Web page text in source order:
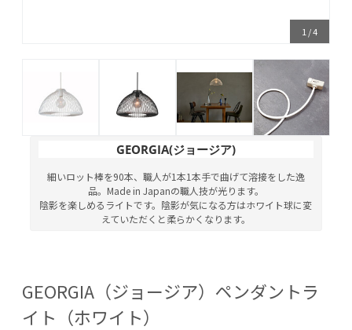
1 /4
GEORGIA(ジョージア)
細いロット棒を90本、職人が1本1本手で曲げて溶接をした逸
品。Made in Japanの職人技が光ります。
陰影を楽しめるライトです。陰影が気になる方はホワイト球に変
えていただくと柔らかくなります。
GEORGIA（ジョージア）ペンダントラ
イト（ホワイト）